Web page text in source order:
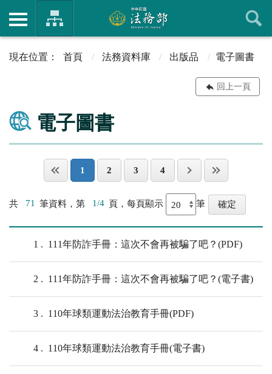
首頁 法務資料庫 出版品 電子圖書
回上一頁
電子圖書
1 2 3 4
共 71 筆資料，第 1/4 頁，每頁顯示 筆
1 111年防詐手冊：這次不會再被騙了吧？(PDF)
2 111年防詐手冊：這次不會再被騙了吧？(電子書)
3 110年球類運動法治教育手冊(PDF)
4 110年球類運動法治教育手冊(電子書)